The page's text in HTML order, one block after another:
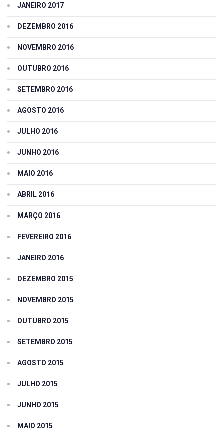
JANEIRO 2017
DEZEMBRO 2016
NOVEMBRO 2016
OUTUBRO 2016
SETEMBRO 2016
AGOSTO 2016
JULHO 2016
JUNHO 2016
MAIO 2016
ABRIL 2016
MARÇO 2016
FEVEREIRO 2016
JANEIRO 2016
DEZEMBRO 2015
NOVEMBRO 2015
OUTUBRO 2015
SETEMBRO 2015
AGOSTO 2015
JULHO 2015
JUNHO 2015
MAIO 2015